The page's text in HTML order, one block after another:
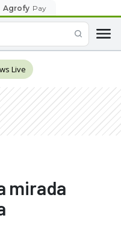
Agrofy Pay
Live
mirada